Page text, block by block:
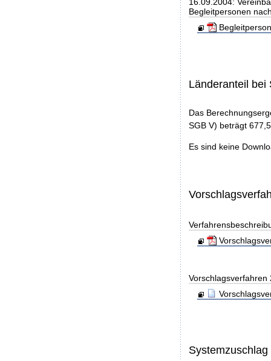
16.09.2004:
Begleitpersonen
Länderanteil bei
Das
SGB V) beträgt
Es sind keine
Systemzuschlag